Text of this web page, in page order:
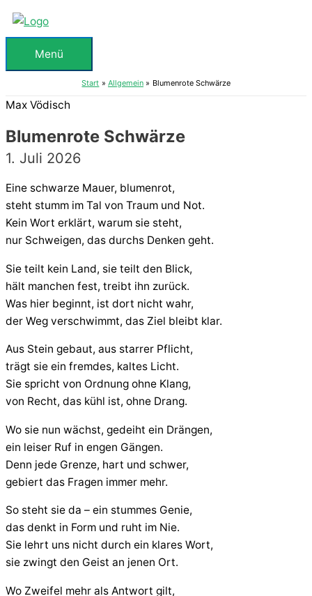
Zum
Inhalt
springenMenü
Menü
Start Allgemein Blumenrote Schwärze
Max Vödisch
Blumenrote Schwärze
1. Juli 2026
Eine schwarze Mauer, blumenrot,
steht stumm im Tal von Traum und Not.
Kein Wort erklärt, warum sie steht,
nur Schweigen, das durchs Denken geht.
Sie teilt kein Land, sie teilt den Blick,
hält manchen fest, treibt ihn zurück.
Was hier beginnt, ist dort nicht wahr,
der Weg verschwimmt, das Ziel bleibt klar.
Aus Stein gebaut, aus starrer Pflicht,
trägt sie ein fremdes, kaltes Licht.
Sie spricht von Ordnung ohne Klang,
von Recht, das kühl ist, ohne Drang.
Wo sie nun wächst, gedeiht ein Drängen,
ein leiser Ruf in engen Gängen.
Denn jede Grenze, hart und schwer,
gebiert das Fragen immer mehr.
So steht sie da – ein stummes Genie,
das denkt in Form und ruht im Nie.
Sie lehrt uns nicht durch ein klares Wort,
sie zwingt den Geist an jenen Ort.
Wo Zweifel mehr als Antwort gilt,